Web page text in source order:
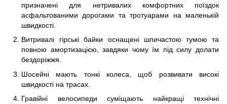
призначені для нетривалих комфортних поїздок
асфальтованими дорогами та тротуарами на маленькій
швидкості.
Витривалі гірські байки оснащені шпичастою гумою та
повною амортизацією, завдяки чому їм під силу долати
бездоріжжя.
Шосейні мають тонкі колеса, щоб розвивати високі
швидкості на трасах.
Гравійні велосипеди суміщають найкращі технічні